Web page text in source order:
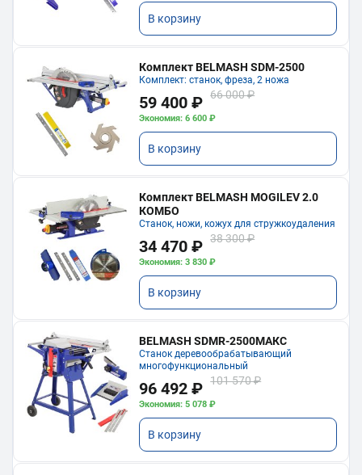
В корзину
Комплект BELMASH SDM-2500
Комплект: станок, фреза, 2 ножа
59 400 ₽ 66 000 ₽
Экономия: 6 600 ₽
В корзину
Комплект BELMASH MOGILEV 2.0
КОМБО
Станок, ножи, кожух для стружкоудаления
34 470 ₽ 38 300 ₽
Экономия: 3 830 ₽
В корзину
BELMASH SDMR-2500МАКС
Станок деревообрабатывающий
многофункциональный
96 492 ₽ 101 570 ₽
Экономия: 5 078 ₽
В корзину